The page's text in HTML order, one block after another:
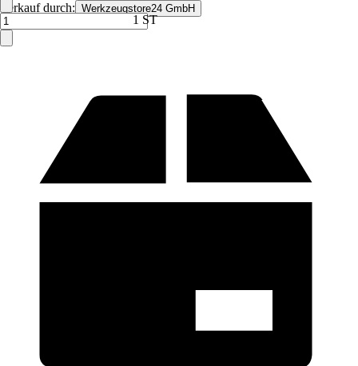
Verkauf durch: Werkzeugstore24 GmbH
1 ST